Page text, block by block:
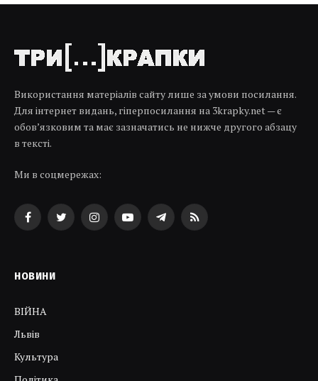
Використання матеріалів сайту лише за умови посилання.
Для інтернет видань, гіперпосилання на 3krapky.net — є
обов’язковим та має зазначатись не нижче другого абзацу
в тексті.
Ми в соцмережах:
FacebookTwitterInstagramYouTubeTelegramRSS
НОВИНИ
ВІЙНА
Львів
Культура